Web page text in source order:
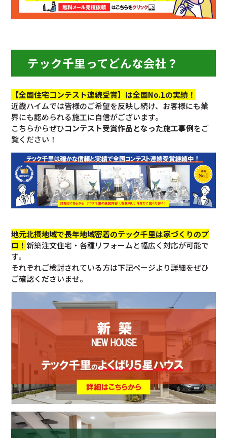
テック千里ってどんな会社？
【全国住宅コンテスト連続受賞】は全国No.1の実績！
近畿ハイムでは皆様のご希望を反映し続け、お客様にも業
界にも認められる施工に自信がございます。
こちらからぜひコンテスト受賞作品となった施工事例をご
覧ください！
地元北摂地域で長年地域密着のテック千里は家づくりのプ
ロ！新築注文住宅・各種リフォームと幅広く対応が可能で
す。
それぞれご検討されている方は下記ページより詳細をぜひ
ご確認くださいませ。